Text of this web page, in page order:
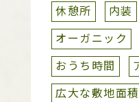
休憩所
内装
オーガニック
おうち時間
広大な敷地面積